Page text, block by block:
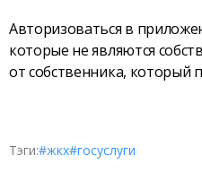
Авторизоваться в
которые не являются
от собственника, который
Тэги:#жкх#госуслуги